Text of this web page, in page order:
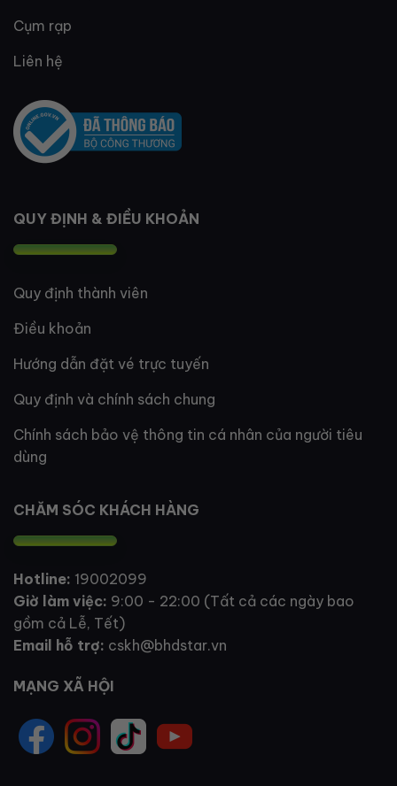
Cụm rạp
Liên hệ
QUY ĐỊNH & ĐIỀU KHOẢN
Quy định thành viên
Điều khoản
Hướng dẫn đặt vé trực tuyến
Quy định và chính sách chung
Chính sách bảo vệ thông tin cá nhân của người tiêu
dùng
CHĂM SÓC KHÁCH HÀNG
Hotline: 19002099
Giờ làm việc: 9:00 - 22:00 (Tất cả các ngày bao
gồm cả Lễ, Tết)
Email hỗ trợ: cskh@bhdstar.vn
MẠNG XÃ HỘI